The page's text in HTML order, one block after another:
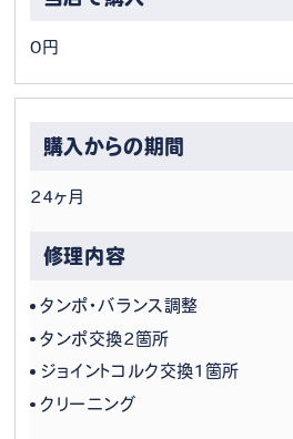
0円
24ヶ月
タンポ・バランス調整
タンポ交換2箇所
ジョイントコルク交換1箇所
クリーニング